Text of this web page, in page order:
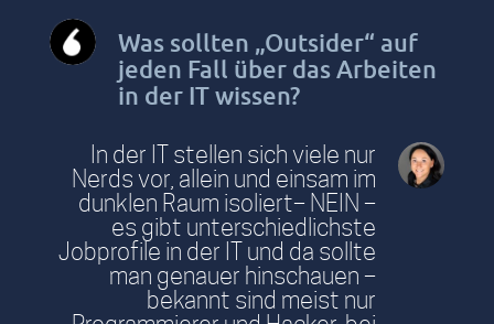
Was sollten „Outsider“ auf
jeden Fall über das Arbeiten
in der IT wissen?
In der IT stellen sich viele nur
Nerds vor, allein und einsam im
dunklen Raum isoliert– NEIN –
es gibt unterschiedlichste
Jobprofile in der IT und da sollte
man genauer hinschauen –
bekannt sind meist nur